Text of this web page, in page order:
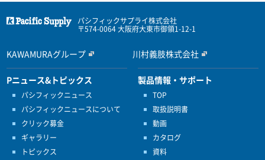
パシフィックサプライ株式会社
〒574-0064 大阪府大東市御領1-12-1
KAWAMURAグループ 川村義肢株式会社
Pニュース&トピックス
パシフィックニュース
パシフィックニュースについて
クリック募金
ギャラリー
トピックス
製品情報・サポート
TOP
取扱説明書
動画
カタログ
資料